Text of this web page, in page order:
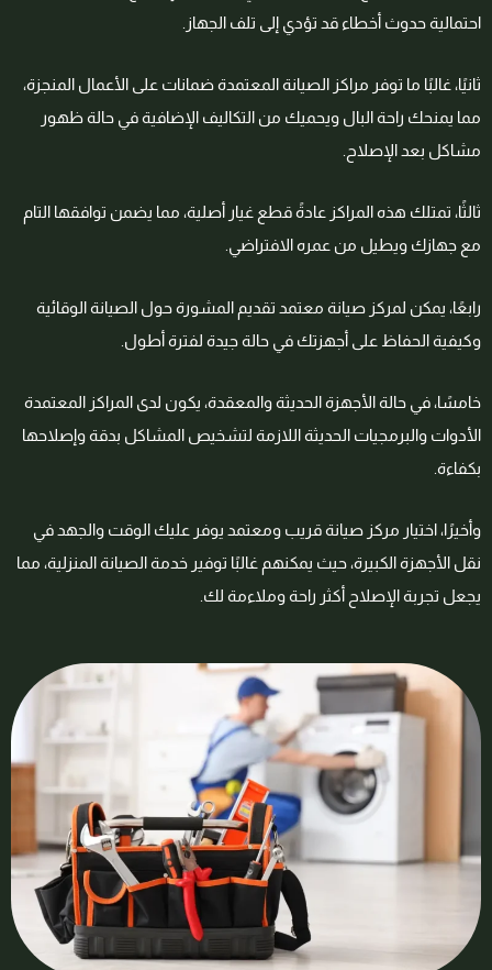
احتمالية حدوث أخطاء قد تؤدي إلى تلف الجهاز.
ثانيًا، غالبًا ما توفر مراكز الصيانة المعتمدة ضمانات على الأعمال المنجزة،
مما يمنحك راحة البال ويحميك من التكاليف الإضافية في حالة ظهور
مشاكل بعد الإصلاح.
ثالثًا، تمتلك هذه المراكز عادةً قطع غيار أصلية، مما يضمن توافقها التام
مع جهازك ويطيل من عمره الافتراضي.
رابعًا، يمكن لمركز صيانة معتمد تقديم المشورة حول الصيانة الوقائية
وكيفية الحفاظ على أجهزتك في حالة جيدة لفترة أطول.
خامسًا، في حالة الأجهزة الحديثة والمعقدة، يكون لدى المراكز المعتمدة
الأدوات والبرمجيات الحديثة اللازمة لتشخيص المشاكل بدقة وإصلاحها
بكفاءة.
وأخيرًا، اختيار مركز صيانة قريب ومعتمد يوفر عليك الوقت والجهد في
نقل الأجهزة الكبيرة، حيث يمكنهم غالبًا توفير خدمة الصيانة المنزلية، مما
يجعل تجربة الإصلاح أكثر راحة وملاءمة لك.